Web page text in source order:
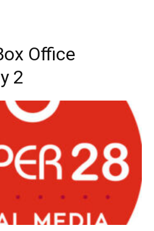
Office
2